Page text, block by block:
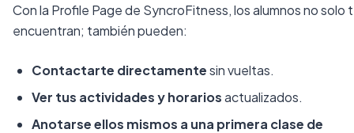
Con la Profile Page de SyncroFitness, los alumnos no solo
encuentran; también pueden:
Contactarte directamentesin vueltas.
Ver tus actividades y horariosactualizados.
Anotarse ellos mismos a una primera clase de